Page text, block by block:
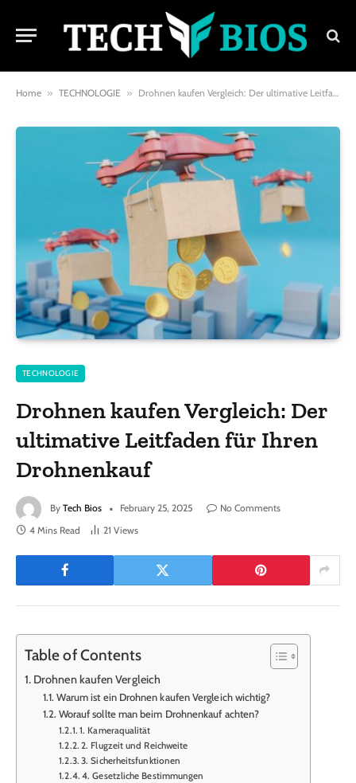
Home » TECHNOLOGIE » Drohnen kaufen Vergleich: Der ultimative Leitfaden für Ihren Drohnenkauf
TECHNOLOGIE
Drohnen kaufen Vergleich: Der
ultimative Leitfaden für Ihren
Drohnenkauf
By Tech Bios February 25, 2025
No Comments
4 Mins Read
21 Views
Table of Contents
Drohnen kaufen Vergleich
Warum ist ein Drohnen kaufen Vergleich wichtig?
Worauf sollte man beim Drohnenkauf achten?
1. Kameraqualität
2. Flugzeit und Reichweite
3. Sicherheitsfunktionen
4. Gesetzliche Bestimmungen